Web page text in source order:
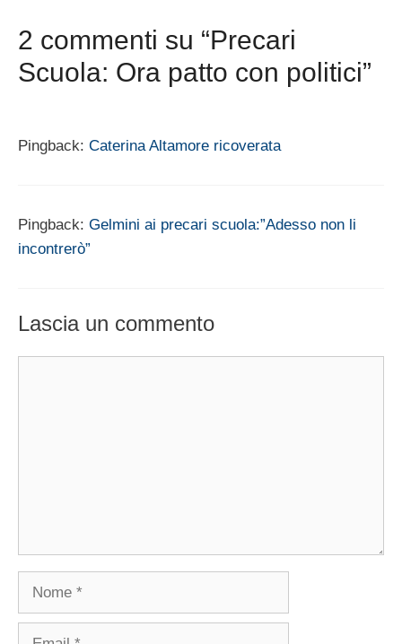
2 commenti su “Precari
Scuola: Ora patto con politici”
Pingback: Caterina Altamore ricoverata
Pingback: Gelmini ai precari scuola:”Adesso non li
incontrerò”
Lascia un commento
Nome
Email